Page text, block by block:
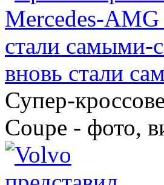
вновь стали
Супер-
Coupe - фото,